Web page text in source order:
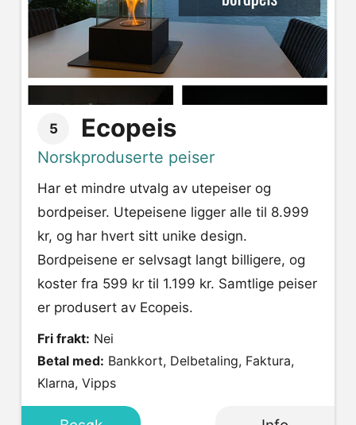
5 Ecopeis
Norskproduserte peiser
Har et mindre utvalg av utepeiser og
bordpeiser. Utepeisene ligger alle til 8.999
kr, og har hvert sitt unike design.
Bordpeisene er selvsagt langt billigere, og
koster fra 599 kr til 1.199 kr. Samtlige peiser
er produsert av Ecopeis.
Fri frakt: Nei
Betal med:
Klarna, Vipps